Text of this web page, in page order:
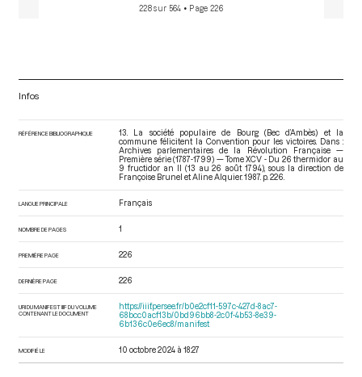
228 sur 564 • Page 226
Infos
RÉFÉRENCE BIBLIOGRAPHIQUE
13. La société populaire de Bourg (Bec d’Ambès) et la
commune félicitent la Convention pour les victoires. Dans :
Archives parlementaires de la Révolution Française —
Première série (1787-1799) — Tome XCV - Du 26 thermidor au
9 fructidor an II (13 au 26 août 1794) , sous la direction de
Françoise Brunel et Aline Alquier. 1987. p. 226.
LANGUE PRINCIPALE Français
NOMBRE DE PAGES 1
PREMIÈRE PAGE 226
DERNIÈRE PAGE 226
URI DU MANIFEST IIIF DU VOLUME
CONTENANT LE DOCUMENT
https://iiif.persee.fr/b0e2cf11-597c-427d-8ac7-
68bcc0acf13b/0bd96bb8-2c0f-4b53-8e39-
6b136c0e6ec8/manifest
MODIFIÉ LE 10 octobre 2024 à 18:27